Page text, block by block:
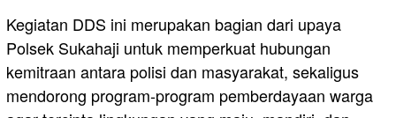
Kegiatan DDS ini merupakan bagian dari upaya
Polsek Sukahaji untuk memperkuat hubungan
kemitraan antara polisi dan masyarakat, sekaligus
mendorong program-program pemberdayaan warga